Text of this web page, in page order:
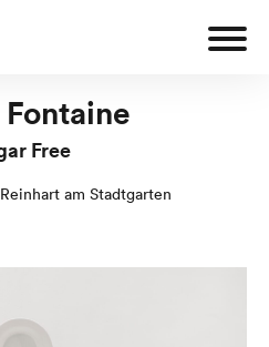
Free
am Stadtgarten